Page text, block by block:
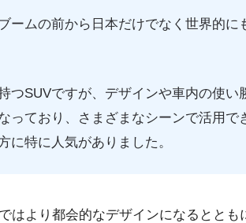
ームの前から日本だけでなく世界的に
SUVですが、デザインや車内の使い
っており、さまざまなシーンで活用で
に特に人気がありました。
はより都会的なデザインになるととも